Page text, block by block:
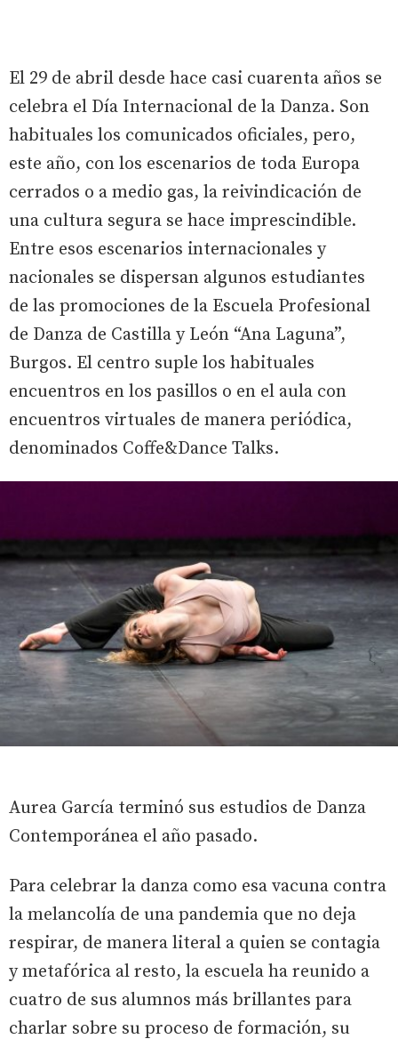
El 29 de abril desde hace casi cuarenta años se
celebra el Día Internacional de la Danza. Son
habituales los comunicados oficiales, pero,
este año, con los escenarios de toda Europa
cerrados o a medio gas, la reivindicación de
una cultura segura se hace imprescindible.
Entre esos escenarios internacionales y
nacionales se dispersan algunos estudiantes
de las promociones de la Escuela Profesional
de Danza de Castilla y León “Ana Laguna”,
Burgos. El centro suple los habituales
encuentros en los pasillos o en el aula con
encuentros virtuales de manera periódica,
denominados Coffe&Dance Talks.
Aurea García terminó sus estudios de Danza
Contemporánea el año pasado.
Para celebrar la danza como esa vacuna contra
la melancolía de una pandemia que no deja
respirar, de manera literal a quien se contagia
y metafórica al resto, la escuela ha reunido a
cuatro de sus alumnos más brillantes para
charlar sobre su proceso de formación, su